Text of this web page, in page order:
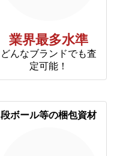
業界最多水準
どんなブランドでも査
定可能！
段ボール等の梱包資材